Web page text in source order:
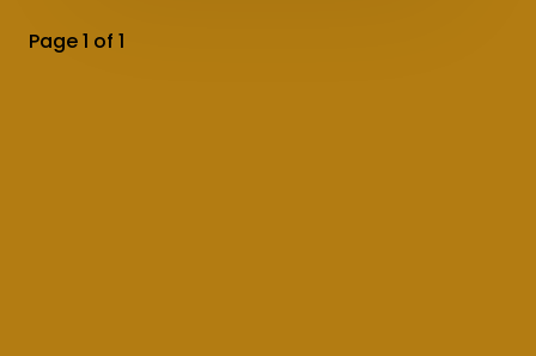
Page 1 of 1